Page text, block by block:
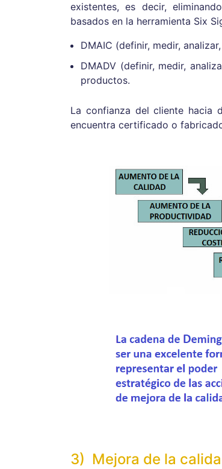
existentes, es decir,
basados en la herramienta Six
DMAIC (definir, medir,
DMADV (definir, medir,
productos.
La confianza del cliente hacia
encuentra certificado o
3) Mejora de la